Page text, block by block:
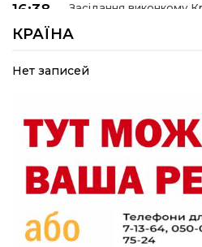
16:38
05 сер
Засідання виконкому
знищене житло та
16:26
Краснопільщина під
09:33
Не лише документи:
можуть врятувати
09:26
05 сер
Що робити, якщо в
КРАЇНА
Нет записей